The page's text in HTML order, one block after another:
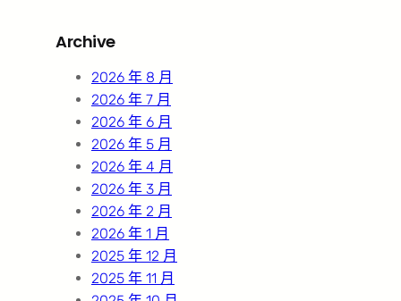
c
Archive
2026 年 8 月
2026 年 7 月
2026 年 6 月
2026 年 5 月
2026 年 4 月
2026 年 3 月
2026 年 2 月
2026 年 1 月
2025 年 12 月
2025 年 11 月